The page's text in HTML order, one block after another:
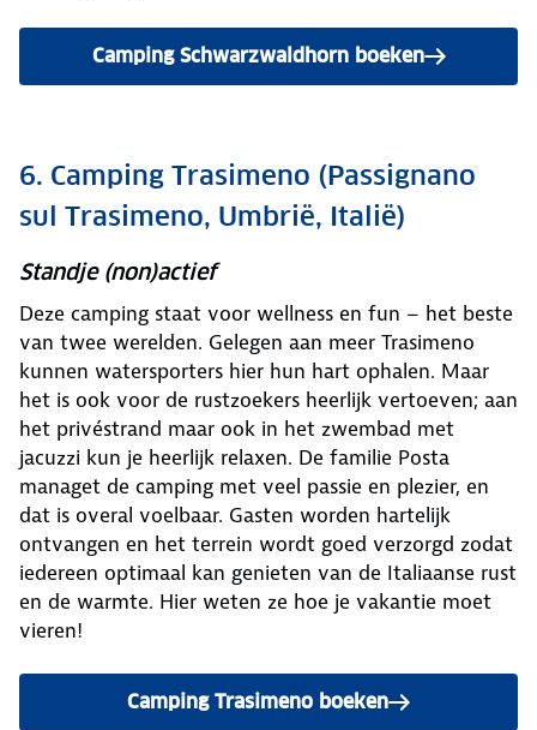
Camping Schwarzwaldhorn boeken
6. Camping Trasimeno (Passignano
sul Trasimeno, Umbrië, Italië)
Standje (non)actief
Deze camping staat voor wellness en fun – het beste
van twee werelden. Gelegen aan meer Trasimeno
kunnen watersporters hier hun hart ophalen. Maar
het is ook voor de rustzoekers heerlijk vertoeven; aan
het privéstrand maar ook in het zwembad met
jacuzzi kun je heerlijk relaxen. De familie Posta
managet de camping met veel passie en plezier, en
dat is overal voelbaar. Gasten worden hartelijk
ontvangen en het terrein wordt goed verzorgd zodat
iedereen optimaal kan genieten van de Italiaanse rust
en de warmte. Hier weten ze hoe je vakantie moet
vieren!
Camping Trasimeno boeken